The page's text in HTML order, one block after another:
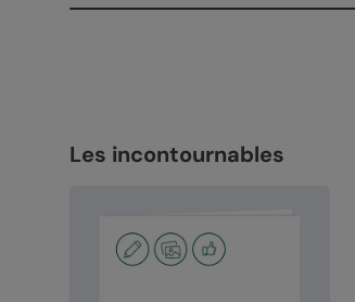
Les incontournables